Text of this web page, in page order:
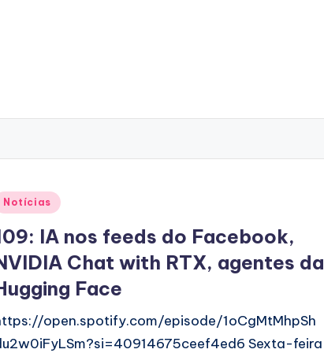
Notícias
IA nos feeds do Facebook,
Chat with RTX, agentes da
Face
open.spotify.com/episode/1oCgMtMhpSh
Sexta-feira